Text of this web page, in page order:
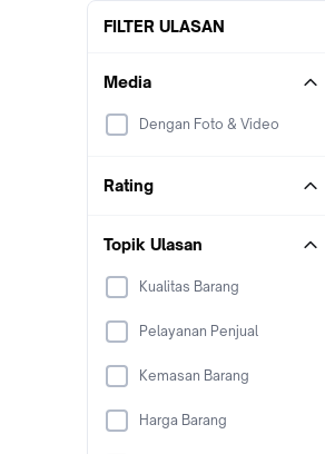
FILTER ULASAN
Media
Dengan Foto & Video
Rating
Topik Ulasan
Kualitas Barang
Pelayanan Penjual
Kemasan Barang
Harga Barang